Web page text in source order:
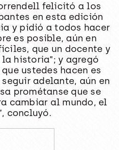
felicitó a los
en esta edición
y pidió a todos hacer
es posible, aún en
que un docente y
historia”; y agregó
ustedes hacen es
adelante, aún en
prométanse que se
cambiar al mundo, el
concluyó.